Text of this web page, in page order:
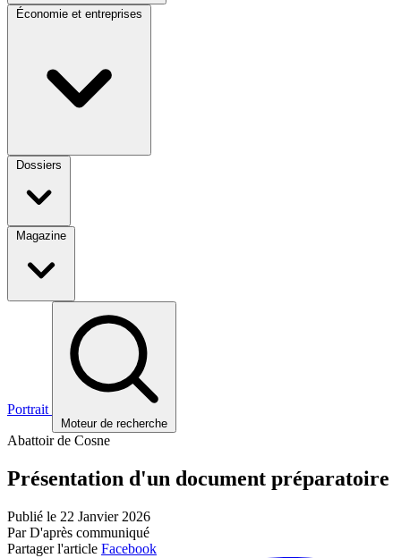
Économie et entreprises
Dossiers
Magazine
Portrait
Moteur de recherche
Abattoir de Cosne
Présentation d'un document préparatoire
Publié le 22 Janvier 2026
Par D'après communiqué
Partager l'article Facebook